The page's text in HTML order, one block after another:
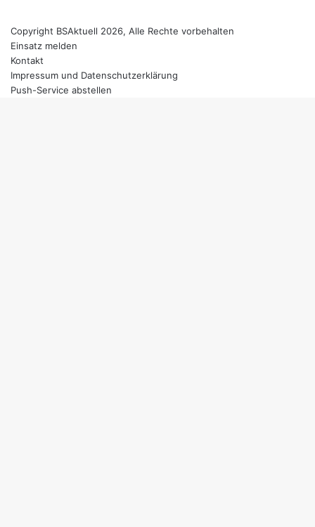
Copyright BSAktuell 2026, Alle Rechte vorbehalten
Einsatz melden
Kontakt
Impressum und Datenschutzerklärung
Push-Service abstellen